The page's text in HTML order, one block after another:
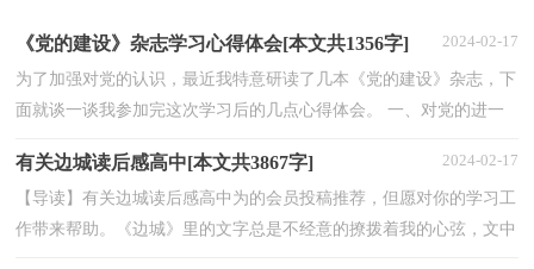
质...
《党的建设》杂志学习心得体会[本文共1356字] 2024-02-17
为了加强对党的认识，最近我特意研读了几本《党的建设》杂志，下
面就谈一谈我参加完这次学习后的几点心得体会。 一、对党的进一
有关边城读后感高中[本文共3867字] 2024-02-17
【导读】有关边城读后感高中为的会员投稿推荐，但愿对你的学习工
作带来帮助。《边城》里的文字总是不经意的撩拨着我的心弦，文中